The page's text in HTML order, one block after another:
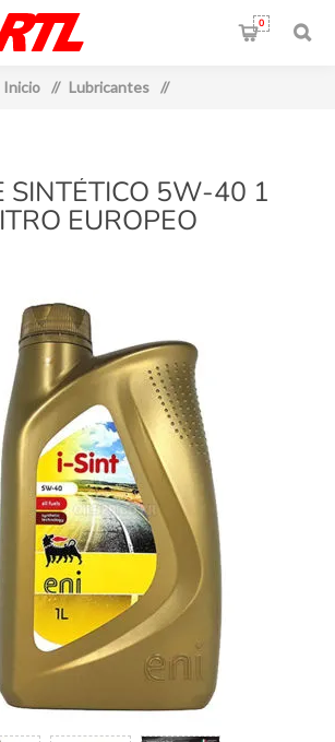
0
Inicio / Lubricantes /
SINTÉTICO 5W-40 1
EUROPEO